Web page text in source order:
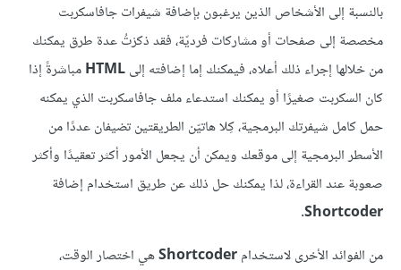
بالنسبة إلى الأشخاص الذين يرغبون بإضافة شيفرات جافاسكربت
مخصصة إلى صفحات أو مشاركات فرديّة، فقد ذكرْتُ عدة طرق يمكنك
من خلالها إجراء ذلك أعلاه، فيمكنك إما إضافته إلىHTMLمباشرةً إذا
كان السكربت صغيرًا أو يمكنك استدعاء ملف جافاسكربت الذي يمكنه
حمل كامل شيفرتك البرمجية، كِلا هاتيّن الطريقتين تضيفان عددًا من
الأسطر البرمجية إلى موقعك ويمكن أن يجعل الأمور أكثر تعقيدًا وأكثر
صعوبة عند القراءة، لذا يمكنك حل ذلك عن طريق استخدام إضافة
Shortcoder.
من الفوائد الأخرى لاستخدامShortcoderهي اختصار الوقت،